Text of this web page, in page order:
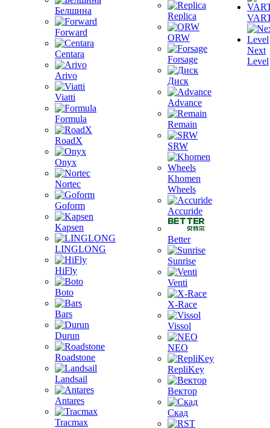
Белшина
Forward
Centara
Arivo
Viatti
Formula
RoadX
Onyx
Nortec
Goform
Kapsen
LINGLONG
HiFly
Boto
Bars
Durun
Roadstone
Landsail
Antares
Tracmax
Replica
ORW
Forsage
Диск
Advance
Remain
SRW
Khomen
Wheels
Accuride
Better
Sunrise
Venti
X-Race
Vissol
NEO
RepliKey
Вектор
Скад
Next
Level